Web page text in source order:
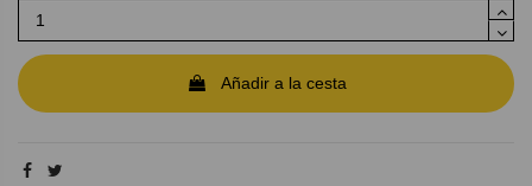
Añadir a la cesta